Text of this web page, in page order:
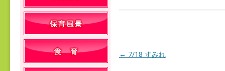
投稿ナビゲーション
← 7/18 すみれ